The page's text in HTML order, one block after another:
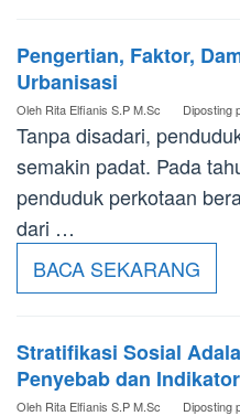
Pengertian, Faktor,
Urbanisasi
Oleh Rita Elfianis S.P M.Sc Diposting
Tanpa disadari,
semakin padat. Pada
penduduk perkotaan
dari …
BACA SEKARANG
Stratifikasi Sosial
Penyebab dan Indikator
Oleh Rita Elfianis S.P M.Sc Diposting